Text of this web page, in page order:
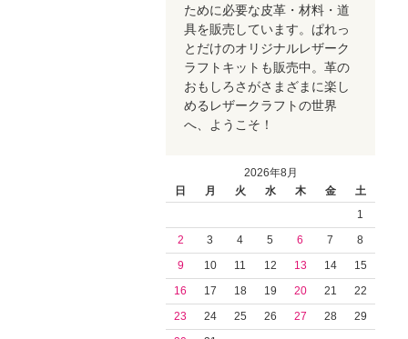
ために必要な皮革・材料・道
具を販売しています。ぱれっ
とだけのオリジナルレザーク
ラフトキットも販売中。革の
おもしろさがさまざまに楽し
めるレザークラフトの世界
へ、ようこそ！
2026年8月
日
月 火 水 木 金
土
1
2
3 4 5 6 7
8
9
10 11 12 13 14
15
16
17 18 19 20 21
22
23
24 25 26 27 28
29